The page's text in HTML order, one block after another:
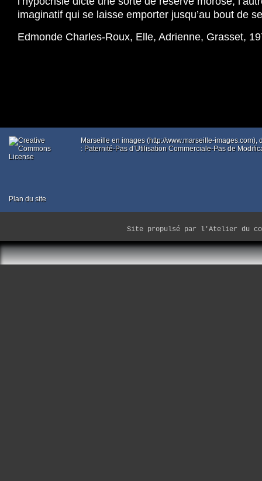
imaginatif qui se laisse emporter jusqu’au bout de
Edmonde Charles-Roux, Elle, Adrienne, Grasset,
Marseille en images (http://www.marseille-images.com),
: Paternité-Pas d’Utilisation Commerciale-Pas de
Plan du site
Site propulsé par l'Atelier du